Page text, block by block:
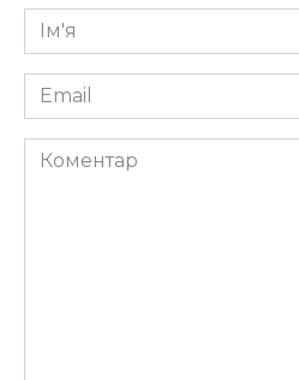
Ім'я
*
Email
*
Коментар